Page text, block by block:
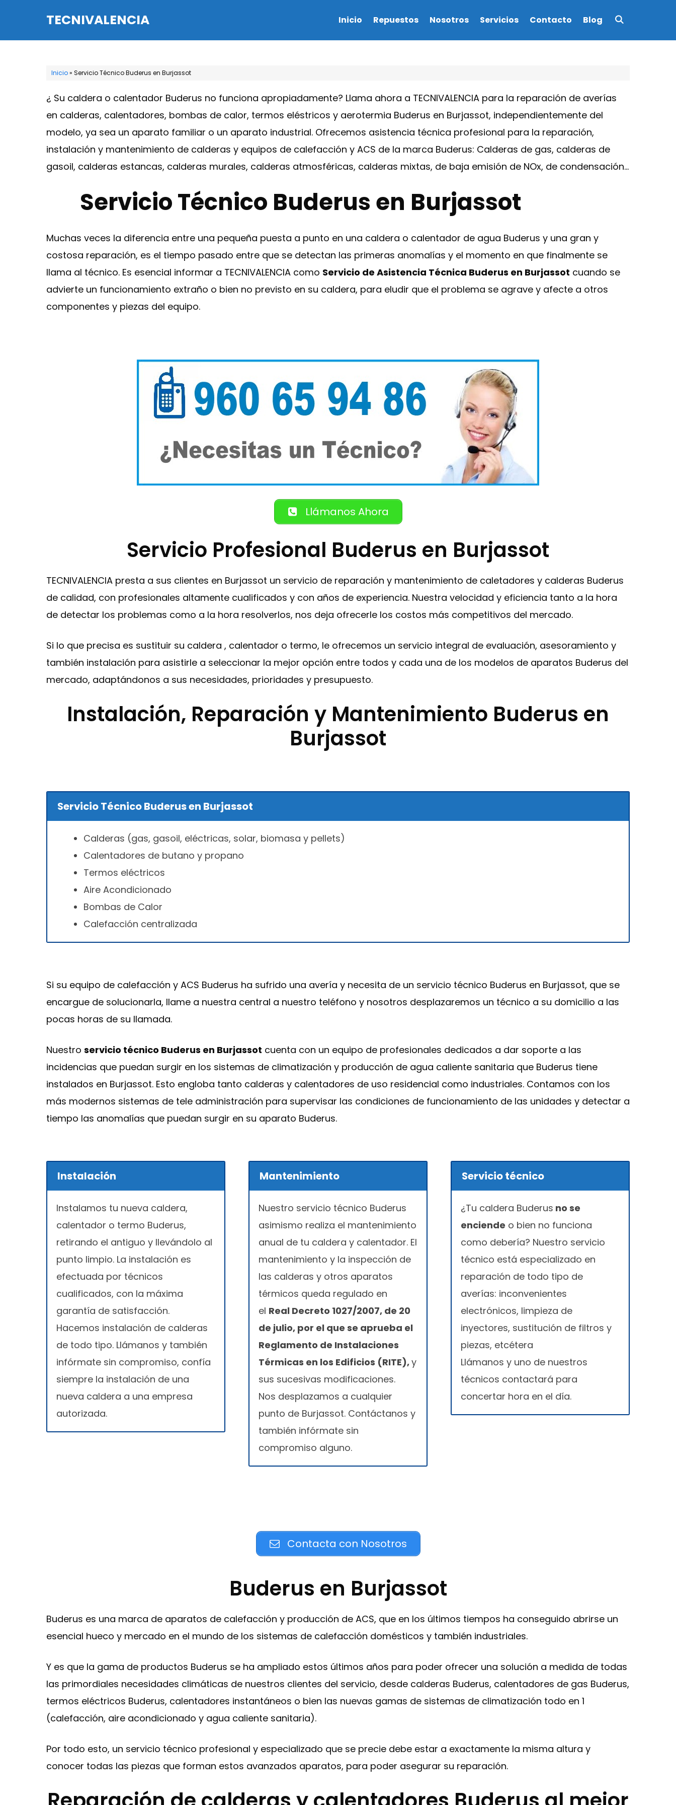
contenido
TECNIVALENCIA Inicio Repuestos Nosotros Servicios Contacto Blog
Inicio» Servicio Técnico Buderus en Burjassot
¿ Su caldera o calentador Buderus no funciona apropiadamente? Llama ahora a TECNIVALENCIA para la reparación de averías
en calderas, calentadores, bombas de calor, termos eléstricos y aerotermia Buderus en Burjassot, independientemente del
modelo, ya sea un aparato familiar o un aparato industrial. Ofrecemos asistencia técnica profesional para la reparación,
instalación y mantenimiento de calderas y equipos de calefacción y ACS de la marca Buderus: Calderas de gas, calderas de
gasoil, calderas estancas, calderas murales, calderas atmosféricas, calderas mixtas, de baja emisión de NOx, de condensación…
Servicio Técnico Buderus en Burjassot
Muchas veces la diferencia entre una pequeña puesta a punto en una caldera o calentador de agua Buderus y una gran y
costosa reparación, es el tiempo pasado entre que se detectan las primeras anomalías y el momento en que finalmente se
llama al técnico. Es esencial informar a TECNIVALENCIA como Servicio de Asistencia Técnica Buderus en Burjassot cuando se
advierte un funcionamiento extraño o bien no previsto en su caldera, para eludir que el problema se agrave y afecte a otros
componentes y piezas del equipo.
Llámanos Ahora
Servicio Profesional Buderus en Burjassot
TECNIVALENCIA presta a sus clientes en Burjassot un servicio de reparación y mantenimiento de caletadores y calderas Buderus
de calidad, con profesionales altamente cualificados y con años de experiencia. Nuestra velocidad y eficiencia tanto a la hora
de detectar los problemas como a la hora resolverlos, nos deja ofrecerle los costos más competitivos del mercado.
Si lo que precisa es sustituir su caldera , calentador o termo, le ofrecemos un servicio integral de evaluación, asesoramiento y
también instalación para asistirle a seleccionar la mejor opción entre todos y cada una de los modelos de aparatos Buderus del
mercado, adaptándonos a sus necesidades, prioridades y presupuesto.
Instalación, Reparación y Mantenimiento Buderus en
Burjassot
Servicio Técnico Buderus en Burjassot
Calderas (gas, gasoil, eléctricas, solar, biomasa y pellets)
Calentadores de butano y propano
Termos eléctricos
Aire Acondicionado
Bombas de Calor
Calefacción centralizada
Si su equipo de calefacción y ACS Buderus ha sufrido una avería y necesita de un servicio técnico Buderus en Burjassot, que se
encargue de solucionarla, llame a nuestra central a nuestro teléfono y nosotros desplazaremos un técnico a su domicilio a las
pocas horas de su llamada.
Nuestro servicio técnico Buderus en Burjassot cuenta con un equipo de profesionales dedicados a dar soporte a las
incidencias que puedan surgir en los sistemas de climatización y producción de agua caliente sanitaria que Buderus tiene
instalados en Burjassot. Esto engloba tanto calderas y calentadores de uso residencial como industriales. Contamos con los
más modernos sistemas de tele administración para supervisar las condiciones de funcionamiento de las unidades y detectar a
tiempo las anomalías que puedan surgir en su aparato Buderus.
Instalación
Instalamos tu nueva caldera,
calentador o termo Buderus,
retirando el antiguo y llevándolo al
punto limpio. La instalación es
efectuada por técnicos
cualificados, con la máxima
garantía de satisfacción.
Hacemos instalación de calderas
de todo tipo. Llámanos y también
infórmate sin compromiso, confía
siempre la instalación de una
nueva caldera a una empresa
autorizada.
Mantenimiento
Nuestro servicio técnico Buderus
asimismo realiza el mantenimiento
anual de tu caldera y calentador. El
mantenimiento y la inspección de
las calderas y otros aparatos
térmicos queda regulado en
el Real Decreto 1027/2007, de 20
de julio, por el que se aprueba el
Reglamento de Instalaciones
Térmicas en los Edificios (RITE),y
sus sucesivas modificaciones.
Nos desplazamos a cualquier
punto de Burjassot. Contáctanos y
también infórmate sin
compromiso alguno.
Servicio técnico
¿Tu caldera Buderus no se
enciende o bien no funciona
como debería? Nuestro servicio
técnico está especializado en
reparación de todo tipo de
averías: inconvenientes
electrónicos, limpieza de
inyectores, sustitución de filtros y
piezas, etcétera
Llámanos y uno de nuestros
técnicos contactará para
concertar hora en el día.
Contacta con Nosotros
Buderus en Burjassot
Buderus es una marca de aparatos de calefacción y producción de ACS, que en los últimos tiempos ha conseguido abrirse un
esencial hueco y mercado en el mundo de los sistemas de calefacción domésticos y también industriales.
Y es que la gama de productos Buderus se ha ampliado estos últimos años para poder ofrecer una solución a medida de todas
las primordiales necesidades climáticas de nuestros clientes del servicio, desde calderas Buderus, calentadores de gas Buderus,
termos eléctricos Buderus, calentadores instantáneos o bien las nuevas gamas de sistemas de climatización todo en 1
(calefacción, aire acondicionado y agua caliente sanitaria).
Por todo esto, un servicio técnico profesional y especializado que se precie debe estar a exactamente la misma altura y
conocer todas las piezas que forman estos avanzados aparatos, para poder asegurar su reparación.